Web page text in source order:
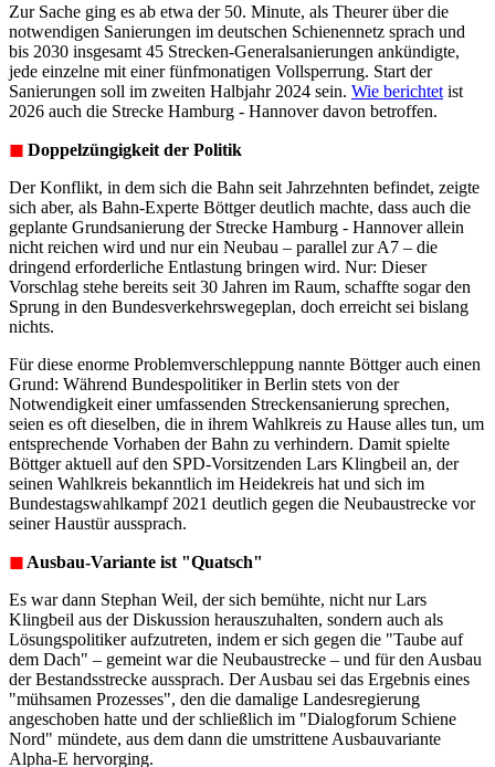
Zur Sache ging es ab etwa der 50. Minute, als Theurer über die
notwendigen Sanierungen im deutschen Schienennetz sprach und
bis 2030 insgesamt 45 Strecken-Generalsanierungen ankündigte,
jede einzelne mit einer fünfmonatigen Vollsperrung. Start der
Sanierungen soll im zweiten Halbjahr 2024 sein. Wie berichtet ist
2026 auch die Strecke Hamburg - Hannover davon betroffen.
◼︎ Doppelzüngigkeit der Politik
Der Konflikt, in dem sich die Bahn seit Jahrzehnten befindet, zeigte
sich aber, als Bahn-Experte Böttger deutlich machte, dass auch die
geplante Grundsanierung der Strecke Hamburg - Hannover allein
nicht reichen wird und nur ein Neubau – parallel zur A7 – die
dringend erforderliche Entlastung bringen wird. Nur: Dieser
Vorschlag stehe bereits seit 30 Jahren im Raum, schaffte sogar den
Sprung in den Bundesverkehrswegeplan, doch erreicht sei bislang
nichts.
Für diese enorme Problemverschleppung nannte Böttger auch einen
Grund: Während Bundespolitiker in Berlin stets von der
Notwendigkeit einer umfassenden Streckensanierung sprechen,
seien es oft dieselben, die in ihrem Wahlkreis zu Hause alles tun, um
entsprechende Vorhaben der Bahn zu verhindern. Damit spielte
Böttger aktuell auf den SPD-Vorsitzenden Lars Klingbeil an, der
seinen Wahlkreis bekanntlich im Heidekreis hat und sich im
Bundestagswahlkampf 2021 deutlich gegen die Neubaustrecke vor
seiner Haustür aussprach.
◼︎ Ausbau-Variante ist "Quatsch"
Es war dann Stephan Weil, der sich bemühte, nicht nur Lars
Klingbeil aus der Diskussion herauszuhalten, sondern auch als
Lösungspolitiker aufzutreten, indem er sich gegen die "Taube auf
dem Dach" – gemeint war die Neubaustrecke – und für den Ausbau
der Bestandsstrecke aussprach. Der Ausbau sei das Ergebnis eines
"mühsamen Prozesses", den die damalige Landesregierung
angeschoben hatte und der schließlich im "Dialogforum Schiene
Nord" mündete, aus dem dann die umstrittene Ausbauvariante
Alpha-E hervorging.